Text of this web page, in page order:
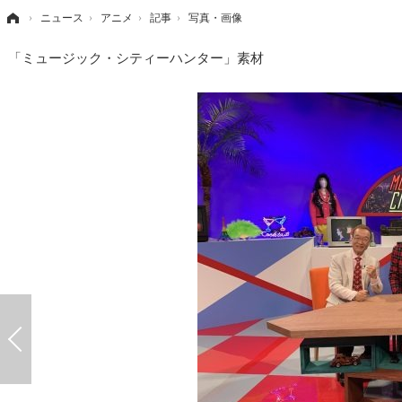
› ニュース › アニメ › 記事 › 写真・画像
「ミュージック・シティーハンター」素材